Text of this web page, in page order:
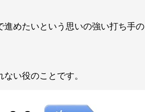
めたいという思いの強い打ち手の
い役のことです。